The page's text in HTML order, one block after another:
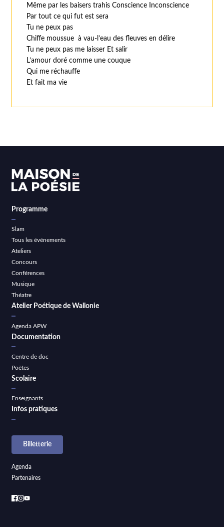
Même par les baisers trahis Conscience Inconscience
Par tout ce qui fut est sera
Tu ne peux pas
Chiffe moussue à vau-l’eau des fleuves en délire
Tu ne peux pas me laisser Et salir
L’amour doré comme une couque
Qui me réchauffe
Et fait ma vie
Programme
Slam
Tous les événements
Ateliers
Concours
Conférences
Musique
Théatre
Atelier Poétique de Wallonie
Agenda APW
Documentation
Centre de doc
Poètes
Scolaire
Enseignants
Infos pratiques
Billetterie
Agenda
Partenaires